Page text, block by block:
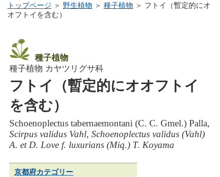
トップページ ＞ 野生植物 ＞ 種子植物 ＞ フトイ（暫定的にオ
オフトイを含む）
種子植物
種子植物 カヤツリグサ科
フトイ（暫定的にオオフトイ
を含む）
Schoenoplectus tabernaemontani (C. C. Gmel.) Palla,
Scirpus validus Vahl, Schoenoplectus validus (Vahl)
A. et D. Love f. luxurians (Miq.) T. Koyama
京都府カテゴリー